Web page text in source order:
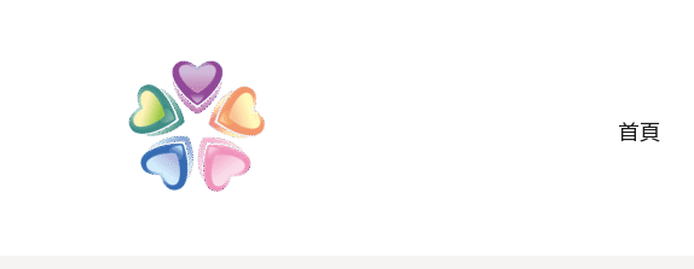
首頁